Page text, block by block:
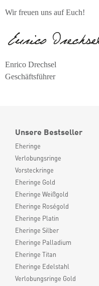
Wir freuen uns auf Euch!
Enrico Drechsel
Geschäftsführer
Unsere Bestseller
Eheringe
Verlobungsringe
Vorsteckringe
Eheringe Gold
Eheringe Weißgold
Eheringe Roségold
Eheringe Platin
Eheringe Silber
Eheringe Palladium
Eheringe Titan
Eheringe Edelstahl
Verlobungsringe Gold